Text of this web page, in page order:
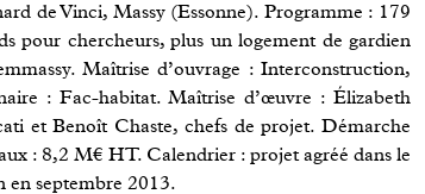
de Vinci, Massy (Essonne). Programme : 179
pour chercheurs, plus un logement de gardien
Maîtrise d’ouvrage : Interconstruction,
: Fac-habitat. Maîtrise d’œuvre : Élizabeth
et Benoît Chaste, chefs de projet. Démarche
: 8,2 M€ HT. Calendrier : projet agréé dans le
en septembre 2013.